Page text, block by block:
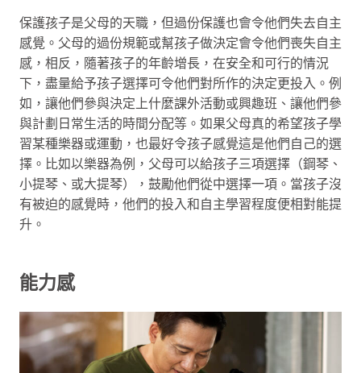
保護孩子是父母的天職，但過份保護也會令他們失去自主
感覺。父母的過份規範或幫孩子做決定會令他們喪失自主
感，相反，隨著孩子的年齡增長，在安全和可行的情況
下，盡量給予孩子選擇可令他們對所作的決定更投入。例
如，讓他們參與決定上什麼課外活動或興趣班、讓他們參
與計劃日常生活的時間分配等。如果父母真的希望孩子學
習某種樂器或運動，也最好令孩子感覺這是他們自己的選
擇。比如以樂器為例，父母可以給孩子三項選擇（鋼琴、
小提琴、或大提琴），鼓勵他們從中選擇一項。當孩子沒
有被迫的感覺時，他們的投入和自主學習程度便相對能提
升。
能力感